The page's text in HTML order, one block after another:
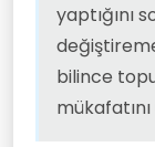
yaptığını
bilince